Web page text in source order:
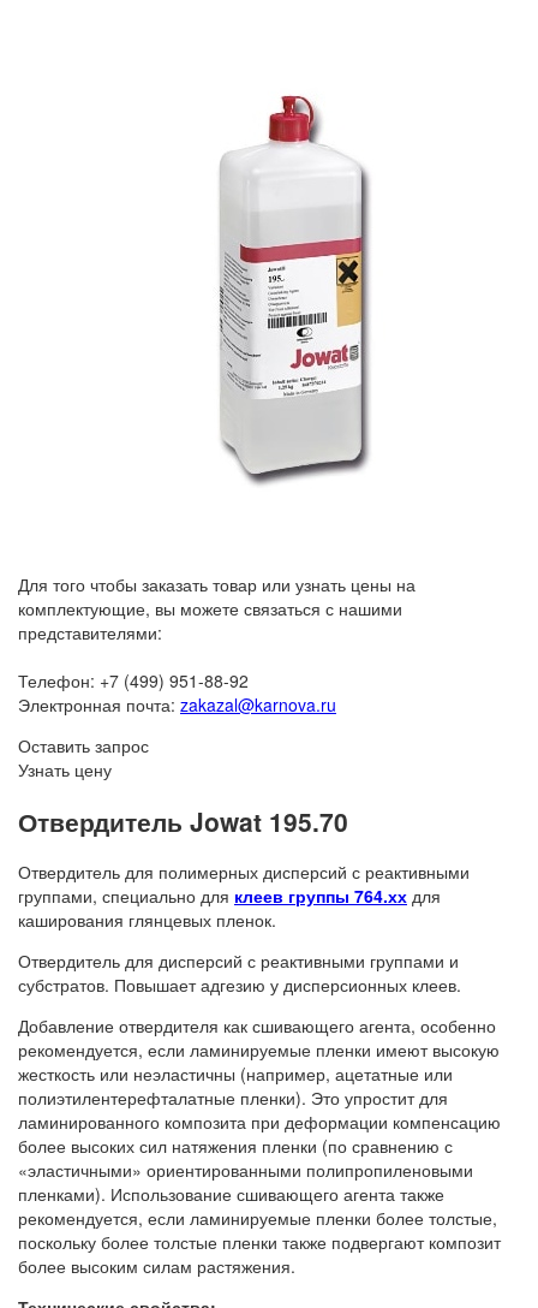
Для того чтобы заказать товар или узнать цены на
комплектующие, вы можете связаться с нашими
представителями:
Телефон: +7 (499) 951-88-92
Электронная почта: zakazal@karnova.ru
Оставить запрос
Узнать цену
Отвердитель Jowat 195.70
Отвердитель для полимерных дисперсий с реактивными
группами, специально для клеев группы 764.хх для
каширования глянцевых пленок.
Отвердитель для дисперсий с реактивными группами и
субстратов. Повышает адгезию у дисперсионных клеев.
Добавление отвердителя как сшивающего агента, особенно
рекомендуется, если ламинируемые пленки имеют высокую
жесткость или неэластичны (например, ацетатные или
полиэтилентерефталатные пленки). Это упростит для
ламинированного композита при деформации компенсацию
более высоких сил натяжения пленки (по сравнению с
«эластичными» ориентированными полипропиленовыми
пленками). Использование сшивающего агента также
рекомендуется, если ламинируемые пленки более толстые,
поскольку более толстые пленки также подвергают композит
более высоким силам растяжения.